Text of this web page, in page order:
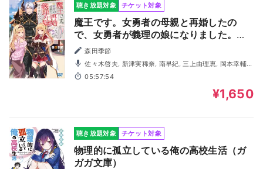
聴き放題対象 チケット対象
魔王です。女勇者の母親と再婚したの
で、女勇者が義理の娘になりました。
（ガガガ文庫）
森田季節
佐々木啓夫, 新津実稀奈, 南早紀, 三上由理恵, 岡本幸輔,
後藤彩佐, 有隅融
05:57:54
¥1,650
聴き放題対象 チケット対象
物理的に孤立している俺の高校生活（ガ
ガガ文庫）